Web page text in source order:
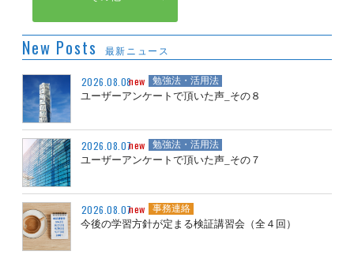
New Posts 最新ニュース
2026.08.08new 勉強法・活用法
ユーザーアンケートで頂いた声_その８
2026.08.07new 勉強法・活用法
ユーザーアンケートで頂いた声_その７
2026.08.07new 事務連絡
今後の学習方針が定まる検証講習会（全４回）